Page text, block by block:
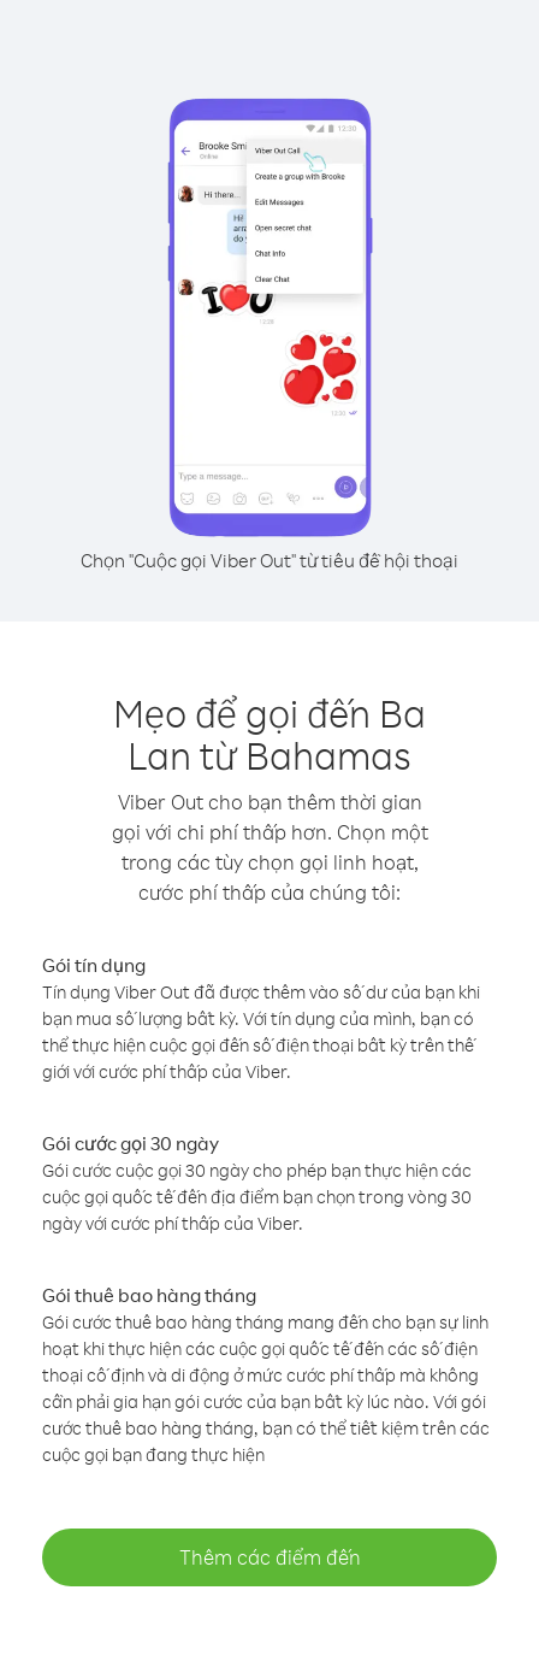
Chọn "Cuộc gọi Viber Out" từ tiêu đề hội thoại
Mẹo để gọi đến Ba
Lan từ Bahamas
Viber Out cho bạn thêm thời gian
gọi với chi phí thấp hơn. Chọn một
trong các tùy chọn gọi linh hoạt,
cước phí thấp của chúng tôi:
Gói tín dụng
Tín dụng Viber Out đã được thêm vào số dư của bạn khi
bạn mua số lượng bất kỳ. Với tín dụng của mình, bạn có
thể thực hiện cuộc gọi đến số điện thoại bất kỳ trên thế
giới với cước phí thấp của Viber.
Gói cước gọi 30 ngày
Gói cước cuộc gọi 30 ngày cho phép bạn thực hiện các
cuộc gọi quốc tế đến địa điểm bạn chọn trong vòng 30
ngày với cước phí thấp của Viber.
Gói thuê bao hàng tháng
Gói cước thuê bao hàng tháng mang đến cho bạn sự linh
hoạt khi thực hiện các cuộc gọi quốc tế đến các số điện
thoại cố định và di động ở mức cước phí thấp mà không
cần phải gia hạn gói cước của bạn bất kỳ lúc nào. Với gói
cước thuê bao hàng tháng, bạn có thể tiết kiệm trên các
cuộc gọi bạn đang thực hiện
Thêm các điểm đến